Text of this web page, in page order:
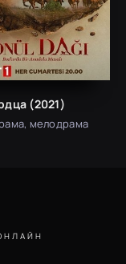
(2021)
мелодрама